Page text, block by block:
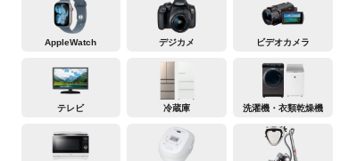
AppleWatch デジカメ ビデオカメラ
テレビ 冷蔵庫 洗濯機・衣類乾燥機